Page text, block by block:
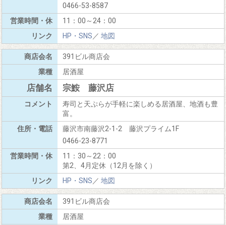
0466-53-8587
11：00～24：00
HP・SNS／ 地図
391ビル商店会
居酒屋
宗鮟 藤沢店
寿司と天ぷらが手軽に楽しめる居酒屋、地酒も豊
富。
藤沢市南藤沢2-1-2 藤沢プライム1F
0466-23-8771
11：30～22：00
第2、4月定休（12月を除く）
HP・SNS／ 地図
391ビル商店会
居酒屋